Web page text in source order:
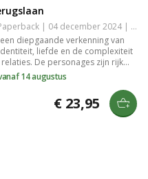
Nederlands | Paperback | 04 december 2024 | 176 pagina's | 9789024469024
diepgaande verkenning van
liefde en de complexiteit
De personages zijn rijk
ontwikkeling is meeslepend, wat
een emotionele reis. Met
het je nadenken over de
we maken en de keuzes die we
14 augustus
€ 23,95